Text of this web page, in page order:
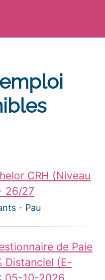
CRH (Niveau
26/27
· Pau
de Paie
Distanciel (E-